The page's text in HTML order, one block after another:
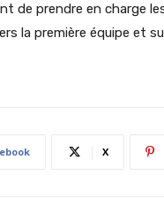
de prendre en charge
la première équipe et
X